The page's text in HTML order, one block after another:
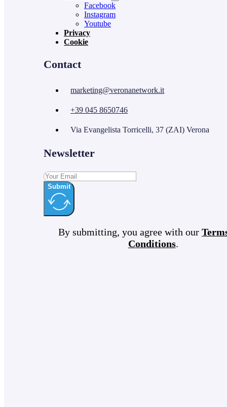
Facebook
Instagram
Youtube
Privacy
Cookie
Contact
marketing@veronanetwork.it
+39 045 8650746
Via Evangelista Torricelli, 37 (ZAI) Verona
Newsletter
Submit
By submitting, you agree with our
Conditions.